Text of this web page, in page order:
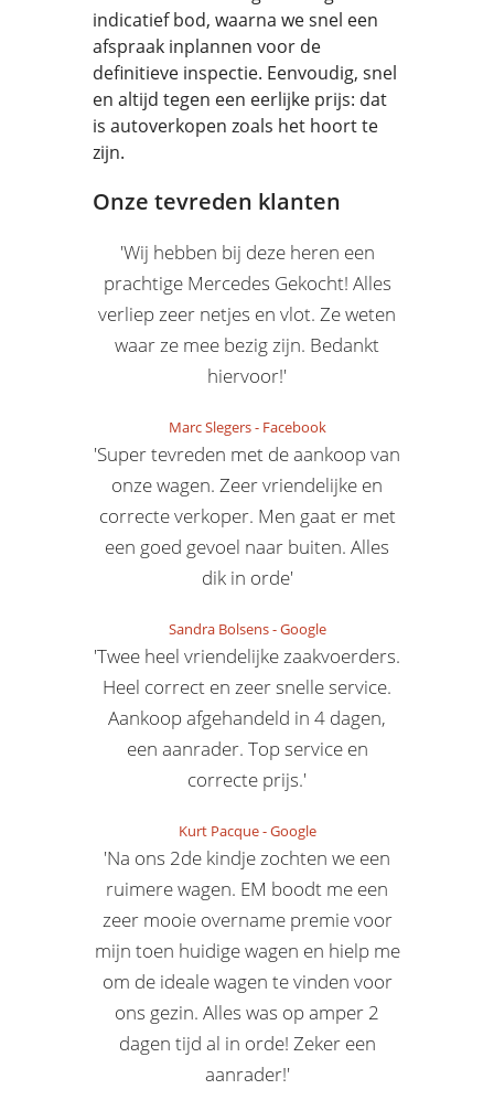
indicatief bod, waarna we snel een
afspraak inplannen voor de
definitieve inspectie. Eenvoudig, snel
en altijd tegen een eerlijke prijs: dat
is autoverkopen zoals het hoort te
zijn.
Onze tevreden klanten
'Wij hebben bij deze heren een
prachtige Mercedes Gekocht! Alles
verliep zeer netjes en vlot. Ze weten
waar ze mee bezig zijn. Bedankt
hiervoor!'
Marc Slegers- Facebook
'Super tevreden met de aankoop van
onze wagen. Zeer vriendelijke en
correcte verkoper. Men gaat er met
een goed gevoel naar buiten. Alles
dik in orde'
Sandra Bolsens-Google
'Twee heel vriendelijke zaakvoerders.
Heel correct en zeer snelle service.
Aankoop afgehandeld in 4 dagen,
een aanrader. Top service en
correcte prijs.'
Kurt Pacque-Google
'Na ons 2de kindje zochten we een
ruimere wagen. EM boodt me een
zeer mooie overname premie voor
mijn toen huidige wagen en hielp me
om de ideale wagen te vinden voor
ons gezin. Alles was op amper 2
dagen tijd al in orde! Zeker een
aanrader!'